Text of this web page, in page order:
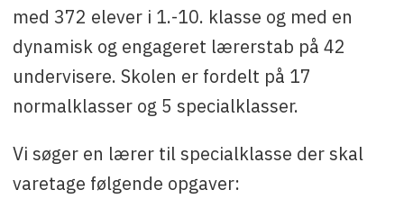
med 372 elever i 1.-10. klasse og med en
dynamisk og engageret lærerstab på 42
undervisere. Skolen er fordelt på 17
normalklasser og 5 specialklasser.
Vi søger en lærer til specialklasse der skal
varetage følgende opgaver: